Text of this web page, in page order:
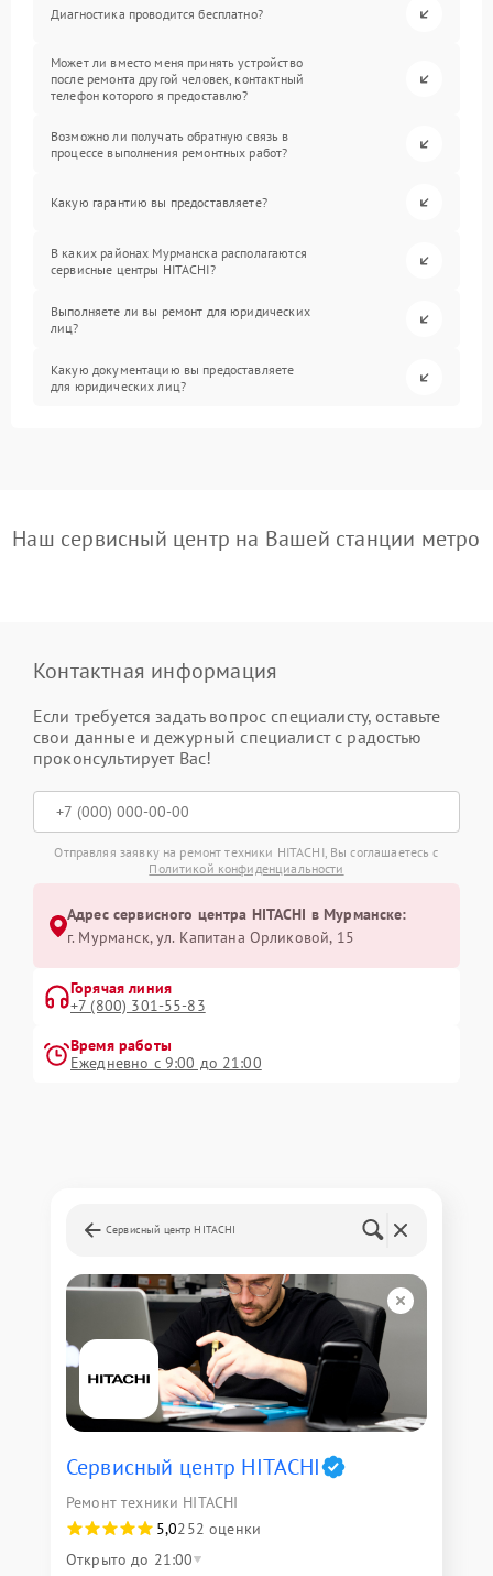
Диагностика проводится бесплатно?
Может ли вместо меня принять устройство
после ремонта другой человек, контактный
телефон которого я предоставлю?
Возможно ли получать обратную связь в
процессе выполнения ремонтных работ?
Какую гарантию вы предоставляете?
В каких районах Мурманска располагаются
сервисные центры HITACHI?
Выполняете ли вы ремонт для юридических
лиц?
Какую документацию вы предоставляете
для юридических лиц?
Наш сервисный центр на Вашей станции метро
Контактная информация
Если требуется задать вопрос специалисту, оставьте
свои данные и дежурный специалист с радостью
проконсультирует Вас!
Отправляя заявку на ремонт техники HITACHI, Вы соглашаетесь с
Политикой конфиденциальности
Адрес сервисного центра HITACHI в Мурманске:
г. Мурманск, ул. Капитана Орликовой, 15
Горячая линия
+7 (800) 301-55-83
Время работы
Ежедневно с 9:00 до 21:00
Сервисный центр HITACHI
Сервисный центр HITACHI
Ремонт техники HITACHI
5,0252 оценки
Открыто до 21:00